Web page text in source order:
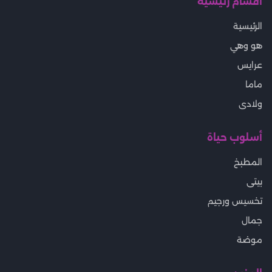
الرئيسية
هو وهي
عرايس
ماما
ولادى
أسلوب حياة
المطبخ
بيتى
تخسيس ورجيم
جمال
موضة